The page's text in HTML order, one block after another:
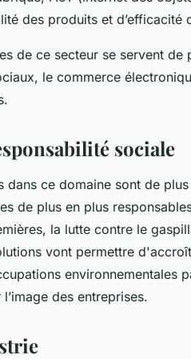
des produits et d’efficacité
de ce secteur se servent
le commerce
sociale
dans ce domaine sont de
de plus en plus
la lutte contre le
vont permettre
environnementales
des entreprises.